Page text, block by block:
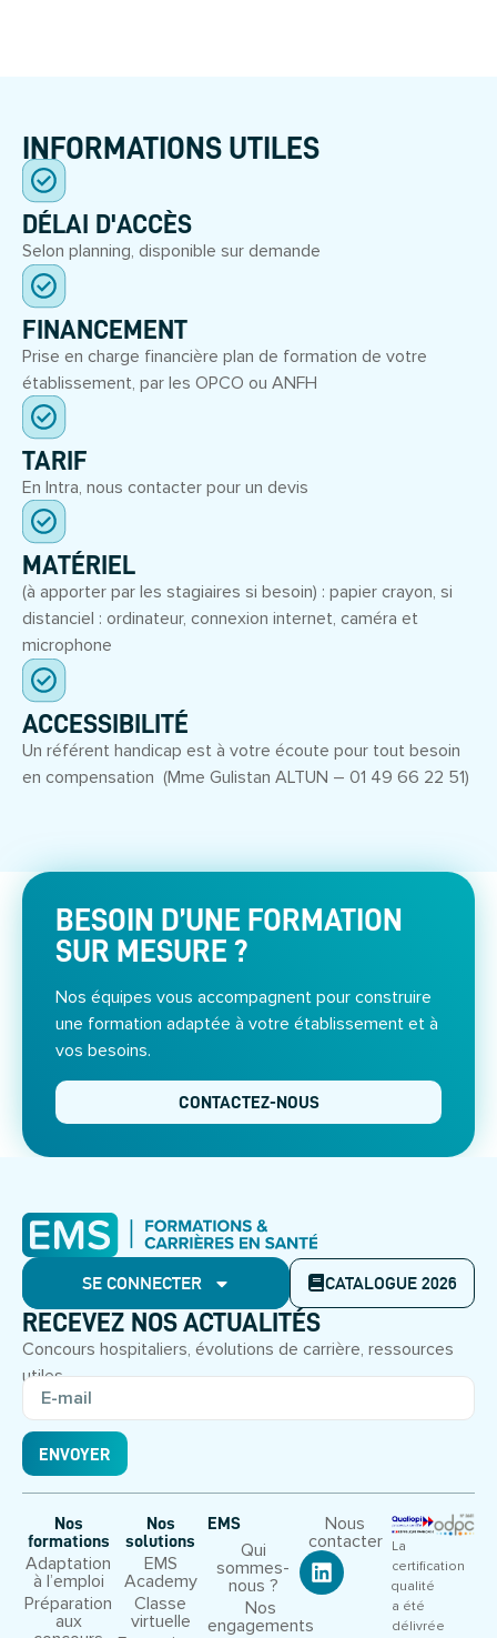
INFORMATIONS UTILES
DÉLAI D'ACCÈS
Selon planning, disponible sur demande
FINANCEMENT
Prise en charge financière plan de formation de votre
établissement, par les OPCO ou ANFH
TARIF
En Intra, nous contacter pour un devis
MATÉRIEL
(à apporter par les stagiaires si besoin) : papier crayon, si
distanciel : ordinateur, connexion internet, caméra et
microphone
ACCESSIBILITÉ
Un référent handicap est à votre écoute pour tout besoin
en compensation (Mme Gulistan ALTUN – 01 49 66 22 51)
BESOIN D’UNE FORMATION
SUR MESURE ?
Nos équipes vous accompagnent pour construire
une formation adaptée à votre établissement et à
vos besoins.
CONTACTEZ-NOUS
SE CONNECTER CATALOGUE 2026
RECEVEZ NOS ACTUALITÉS
Concours hospitaliers, évolutions de carrière, ressources
utiles.
ENVOYER
Nos
formations
Adaptation
à l’emploi
Préparation
aux
Nos
solutions
EMS
Academy
Classe
virtuelle
EMS
Qui
sommes-
nous ?
Nos
engagements
Nous
contacter
La
certification
qualité
a été
délivrée